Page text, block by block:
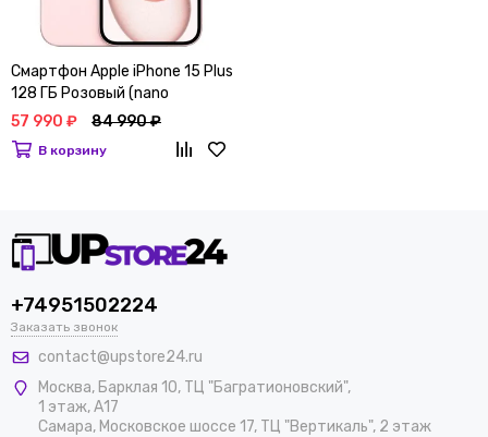
Смартфон Apple iPhone 15 Plus
128 ГБ Розовый (nano
SIM+eSIM)
57 990 ₽ 84 990 ₽
В корзину
+74951502224
Заказать звонок
contact@upstore24.ru
Москва, Барклая 10, ТЦ "Багратионовский",
1 этаж, А17
Самара, Московское шоссе 17, ТЦ "Вертикаль", 2 этаж